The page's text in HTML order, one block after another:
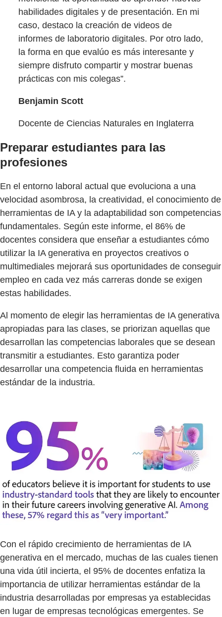
habilidades digitales y de presentación. En mi
caso, destaco la creación de videos de
informes de laboratorio digitales. Por otro lado,
la forma en que evalúo es más interesante y
siempre disfruto compartir y mostrar buenas
prácticas con mis colegas”.
Benjamin Scott
Docente de Ciencias Naturales en Inglaterra
Preparar estudiantes para las
profesiones
En el entorno laboral actual que evoluciona a una
velocidad asombrosa, la creatividad, el conocimiento de
herramientas de IA y la adaptabilidad son competencias
fundamentales. Según este informe, el 86% de
docentes considera que enseñar a estudiantes cómo
utilizar la IA generativa en proyectos creativos o
multimediales mejorará sus oportunidades de conseguir
empleo en cada vez más carreras donde se exigen
estas habilidades.
Al momento de elegir las herramientas de IA generativa
apropiadas para las clases, se priorizan aquellas que
desarrollan las competencias laborales que se desean
transmitir a estudiantes. Esto garantiza poder
desarrollar una competencia fluida en herramientas
estándar de la industria.
Con el rápido crecimiento de herramientas de IA
generativa en el mercado, muchas de las cuales tienen
una vida útil incierta, el 95% de docentes enfatiza la
importancia de utilizar herramientas estándar de la
industria desarrolladas por empresas ya establecidas
en lugar de empresas tecnológicas emergentes. Se